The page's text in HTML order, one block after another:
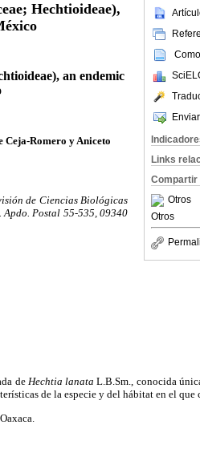
Links
Compartir
Otros
Otros
Hechtioideae),
an endemic
Ceja-Romero y Aniceto
de Ciencias Biológicas
Postal 55-535, 09340
de Hechtia lanata L.B.Sm., conocida
de la especie y del hábitat en el que